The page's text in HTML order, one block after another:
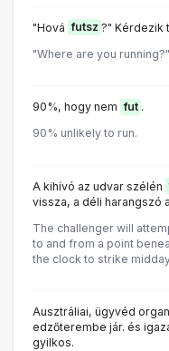
"Hová futsz ?" Kérdezik
"Where are you
90%, hogy nem fut .
90% unlikely to run.
A kihívó az udvar szélén
vissza, a déli harangszó
The challenger will
to and from a point
the clock to strike
Ausztráliai, ügyvéd
edzőterembe jár. és
gyilkos.